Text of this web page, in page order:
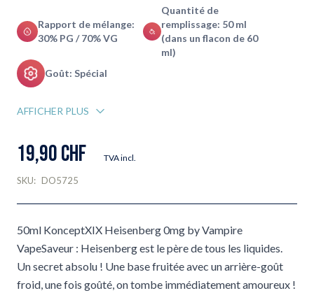
Rapport de mélange:
30% PG / 70% VG
Quantité de
remplissage: 50 ml
(dans un flacon de 60
ml)
Goût: Spécial
AFFICHER PLUS
19,90 CHF TVA incl.
SKU: DO5725
50ml KonceptXIX Heisenberg 0mg by Vampire
VapeSaveur : Heisenberg est le père de tous les liquides.
Un secret absolu ! Une base fruitée avec un arrière-goût
froid, une fois goûté, on tombe immédiatement amoureux !